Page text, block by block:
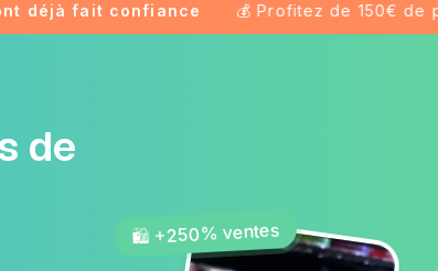
fait confiance 💰 Profitez de 150€ de
de
🛍️ +250% ventes